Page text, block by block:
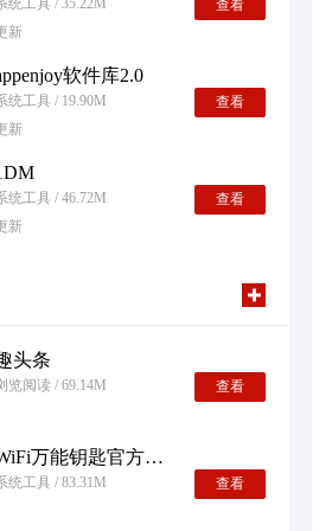
统工具 / 35.22M
新
查看
软件库2.0
统工具 / 19.90M
新
查看
统工具 / 46.72M
新
查看
头条
览阅读 / 69.14M 查看
WiFi万能钥匙官方正版
统工具 / 83.31M 查看